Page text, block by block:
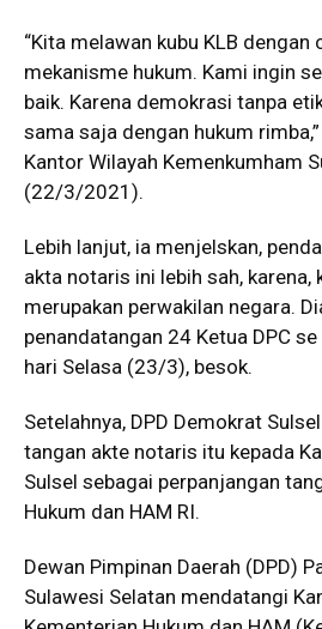
“Kita melawan kubu KLB dengan
mekanisme hukum. Kami ingin
baik. Karena demokrasi tanpa
sama saja dengan hukum
Kantor Wilayah Kemenkumham
(22/3/2021).
Lebih lanjut, ia menjelskan,
akta notaris ini lebih sah, karena,
merupakan perwakilan negara.
penandatangan 24 Ketua DPC
hari Selasa (23/3), besok.
Setelahnya, DPD Demokrat
tangan akte notaris itu kepada
Sulsel sebagai perpanjangan
Hukum dan HAM RI.
Dewan Pimpinan Daerah (DPD)
Sulawesi Selatan mendatangi